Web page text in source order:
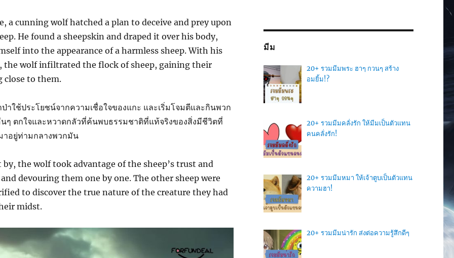
a cunning wolf hatched a plan to deceive and prey upon
He found a sheepskin and draped it over his body,
into the appearance of a harmless sheep. With his
the wolf infiltrated the flock of sheep, gaining their
close to them.
าใช้ประโยชน์จากความเชื่อใจของแกะ และเริ่มโจมตีและกินพวก
ๆ ตกใจและหวาดกลัวที่ค้นพบธรรมชาติที่แท้จริงของสิ่งมีชีวิตที่
าอยู่ท่ามกลางพวกมัน
by, the wolf took advantage of the sheep’s trust and
devouring them one by one. The other sheep were
to discover the true nature of the creature they had
midst.
มีม
20+ รวมมีมพระ ฮาๆ กวนๆ สร้าง
อมยิ้ม!?
20+ รวมมีมคลั่งรัก ให้มีมเป็นตัวแทน
คนคลั่งรัก!
20+ รวมมีมหมา ให้เจ้าตูบเป็นตัวแทน
ความฮา!
20+ รวมมีมน่ารัก ส่งต่อความรู้สึกดีๆ